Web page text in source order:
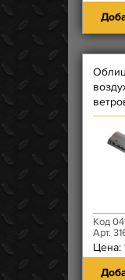
Код
Арт.
Цена: